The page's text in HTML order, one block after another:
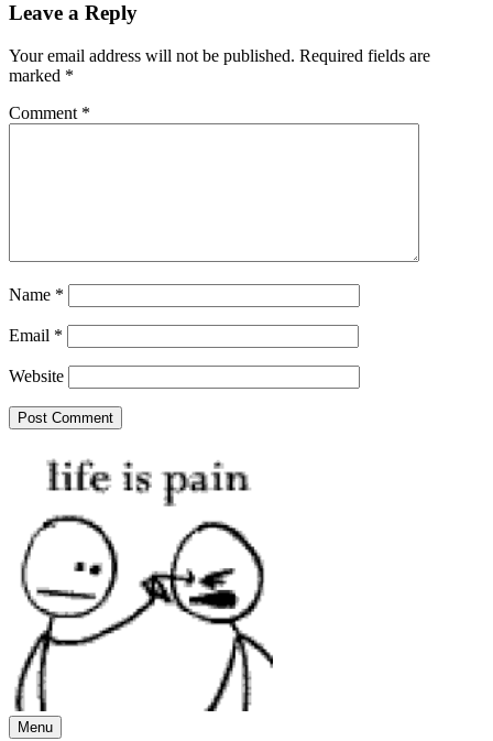
Leave a Reply
Your email address will not be published. Required fields are
marked *
Comment *
Name *
Email *
Website
Menu